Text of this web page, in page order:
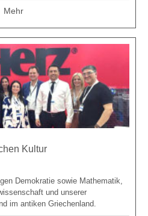
Mehr
Kultur
Demokratie sowie Mathematik,
und unserer
im antiken Griechenland.